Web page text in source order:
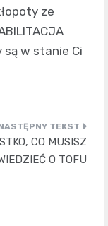
ze
w stanie Ci
CO MUSISZ
O TOFU